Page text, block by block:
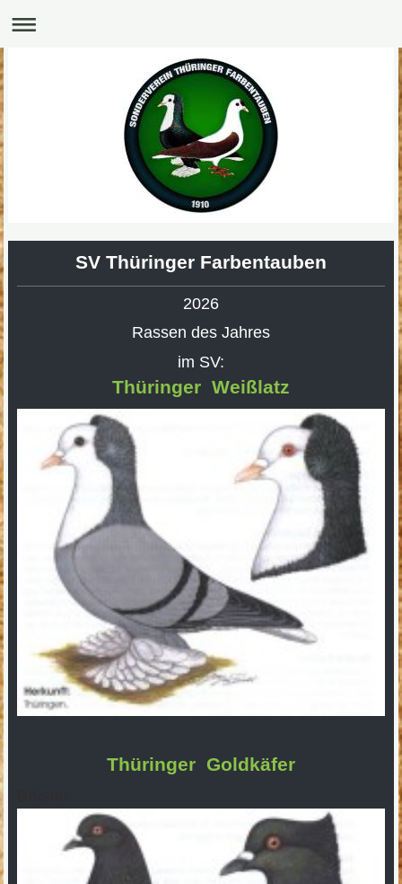
SV Thüringer Farbentauben
2026
Rassen des Jahres
im SV:
Thüringer Weißlatz
Thüringer Goldkäfer